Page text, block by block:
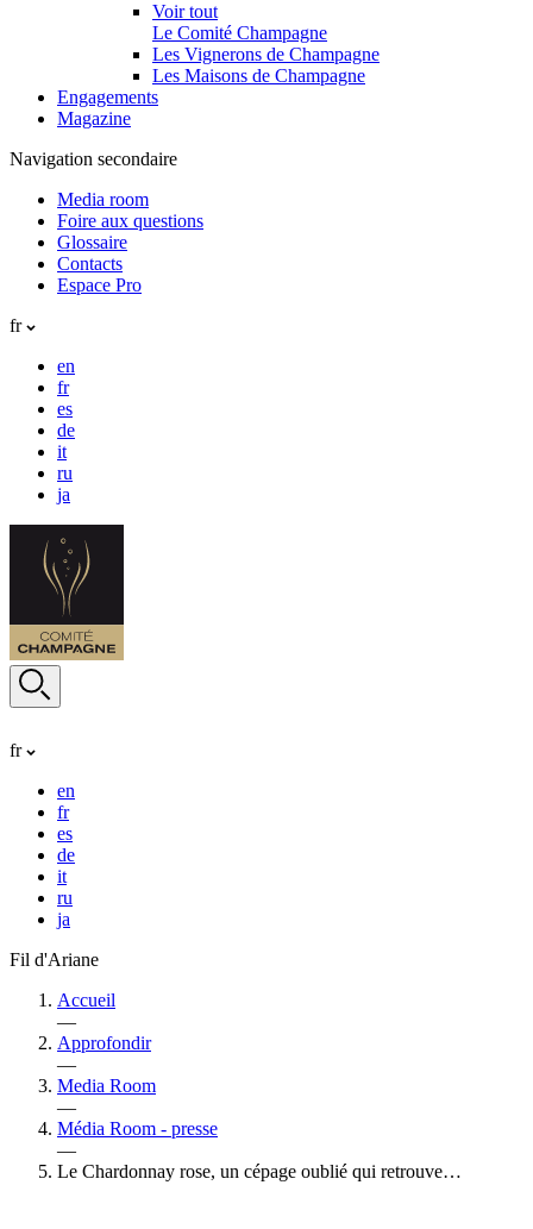
Voir tout
Le Comité Champagne
Les Vignerons de Champagne
Les Maisons de Champagne
Engagements
Magazine
Navigation secondaire
Media room
Foire aux questions
Glossaire
Contacts
Espace Pro
fr
en
fr
es
de
it
ru
ja
fr
en
fr
es
de
it
ru
ja
Fil d'Ariane
Accueil
—
Approfondir
—
Media Room
—
Média Room - presse
—
Le Chardonnay rose, un cépage oublié qui retrouve…